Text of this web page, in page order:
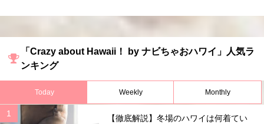
「Crazy about Hawaii！ by ナビちゃおハワイ」人気ラ
ンキング
Today Weekly Monthly
【徹底解説】冬場のハワイは何着てい